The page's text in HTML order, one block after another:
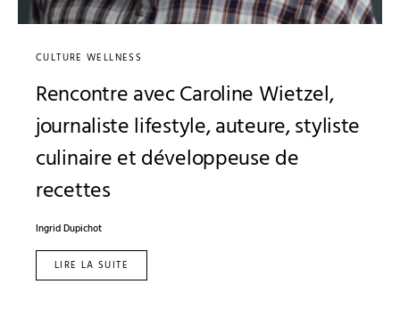
CULTURE WELLNESS
Rencontre avec Caroline Wietzel,
journaliste lifestyle, auteure, styliste
culinaire et développeuse de
recettes
Ingrid Dupichot
LIRE LA SUITE